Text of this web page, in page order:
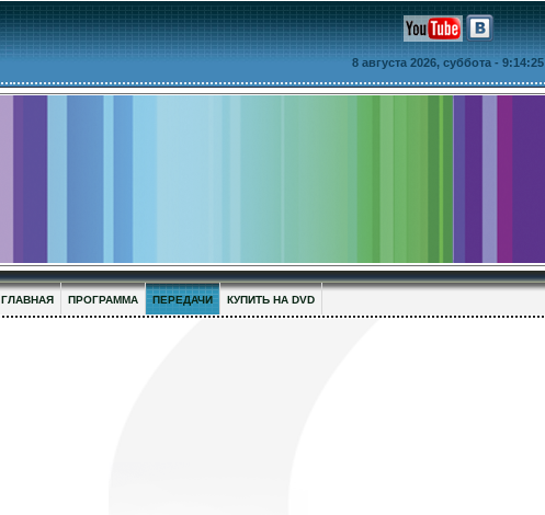
8 августа 2026, суббота - 9:14:25
ГЛАВНАЯ ПРОГРАММА ПЕРЕДАЧИ КУПИТЬ НА DVD